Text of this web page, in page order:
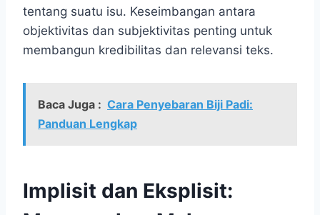
tentang suatu isu. Keseimbangan antara
objektivitas dan subjektivitas penting untuk
membangun kredibilitas dan relevansi teks.
Baca Juga : Cara Penyebaran Biji Padi:
Panduan Lengkap
Implisit dan Eksplisit: